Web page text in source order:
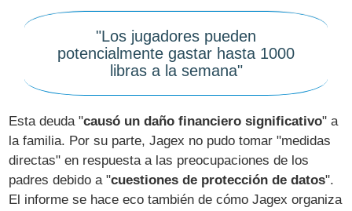
"Los jugadores pueden
potencialmente gastar hasta 1000
libras a la semana"
Esta deuda "causó un daño financiero significativo" a
la familia. Por su parte, Jagex no pudo tomar "medidas
directas" en respuesta a las preocupaciones de los
padres debido a "cuestiones de protección de datos".
El informe se hace eco también de cómo Jagex organiza